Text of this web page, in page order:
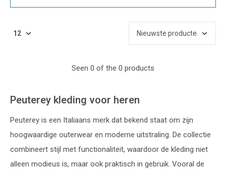
Seen 0 of the 0 products
Peuterey kleding voor heren
Peuterey is een Italiaans merk dat bekend staat om zijn
hoogwaardige outerwear en moderne uitstraling. De collectie
combineert stijl met functionaliteit, waardoor de kleding niet
alleen modieus is, maar ook praktisch in gebruik. Vooral de